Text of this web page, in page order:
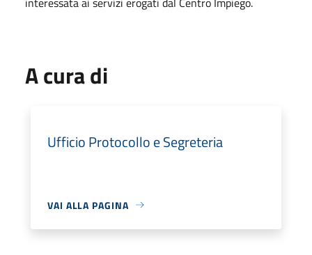
A cura di
Ufficio Protocollo e Segreteria
VAI ALLA PAGINA